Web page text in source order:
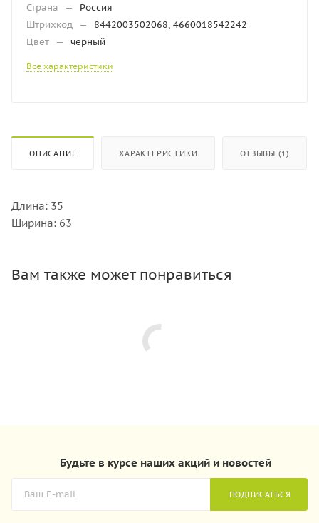
Страна
—
Россия
Штрихкод —
8442003502068, 4660018542242
Цвет — черный
Все характеристики
ОПИСАНИЕ ХАРАКТЕРИСТИКИ ОТЗЫВЫ (1)
Длина: 35
Ширина: 63
Вам также может понравиться
Будьте в курсе наших акций и новостей
ПОДПИСАТЬСЯ